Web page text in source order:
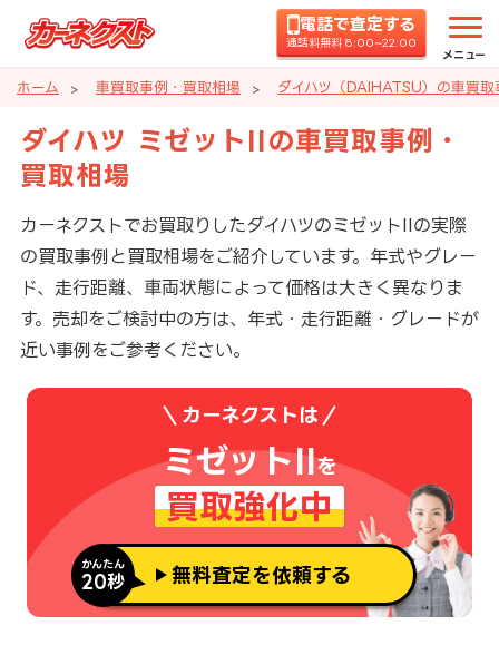
電話で査定する
通話料無料 8:00~22:00
メニュー
ホーム 車買取事例・買取相場 ダイハツ（DAIHATSU）の車買
ダイハツ ミゼットIIの車買取事例・
買取相場
カーネクストでお買取りしたダイハツのミゼットIIの実際
の買取事例と買取相場をご紹介しています。年式やグレー
ド、走行距離、車両状態によって価格は大きく異なりま
す。売却をご検討中の方は、年式・走行距離・グレードが
近い事例をご参考ください。
カーネクストは
ミゼットIIを
買取強化中
かんたん
20秒 無料査定を依頼する